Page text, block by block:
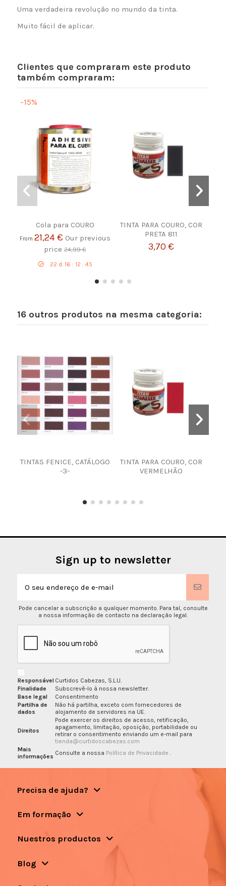
Uma verdadeira revolução no mundo da tinta.
Muito fácil de aplicar.
Clientes que compraram este produto
também compraram:
-15%
Cola para COURO
From 21,24 € Our previous
price24,99 €
22 d. 16 : 12 : 44
TINTA PARA COURO, COR
PRETA 811
3,70 €
16 outros produtos na mesma categoria:
TINTAS FENICE, CATÁLOGO
-3-
TINTA PARA COURO, COR
VERMELHÃO
Sign up to newsletter
Pode cancelar a subscrição a qualquer momento. Para tal, consulte
a nossa informação de contacto na declaração legal.
Responsável Curtidos Cabezas, S.L.U.
Finalidade
Subscrevê-lo à nossa newsletter.
Base legal
Consentimento
Partilha de
dados
Não há partilha, exceto com fornecedores de
alojamento de servidores na UE.
Direitos
Pode exercer os direitos de acesso, retificação,
apagamento, limitação, oposição, portabilidade ou
retirar o consentimento enviando um e-mail para
tienda@curtidoscabezas.com
Mais
informações Consulte a nossa Política de Privacidade .
Precisa de ajuda?
Em formação
Nuestros productos
Blog